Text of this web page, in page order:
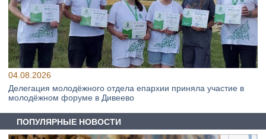
04.08.2026
Делегация молодёжного отдела епархии приняла участие в
молодёжном форуме в Дивеево
ПОПУЛЯРНЫЕ НОВОСТИ